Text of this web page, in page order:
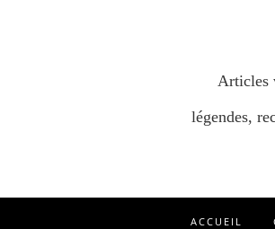
Articles
légendes,
ACCUEIL